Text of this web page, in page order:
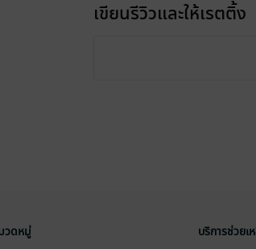
เขียนรีวิวและให้เรตติ้ง
วดหมู่
บริการช่วยเ